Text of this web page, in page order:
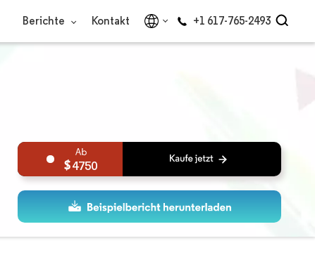
Berichte Kontakt +1 617-765-2493
4750